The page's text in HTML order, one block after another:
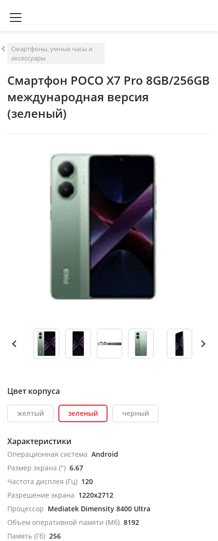
Смартфоны, умные часы и
аксессуары
Смартфон POCO X7 Pro 8GB/256GB
международная версия
(зеленый)
Цвет корпуса
желтый зеленый черный
Характеристики
Операционная система Android
Размер экрана (") 6.67
Частота дисплея (Гц) 120
Разрешение экрана 1220x2712
Процессор Mediatek Dimensity 8400 Ultra
Объем оперативной памяти (Мб) 8192
Память (Гб) 256